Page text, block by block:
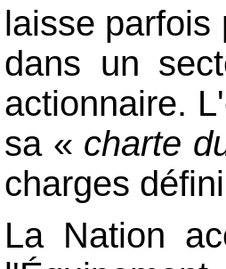
laisse parfois
dans un
actionnaire.
sa « charte
charges
La Nation